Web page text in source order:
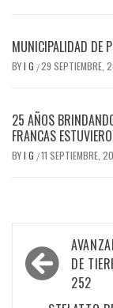
MUNICIPALIDAD DE
BYI G /29 SEPTIEMBRE,
25 AÑOS
FRANCAS
BYI G /11 SEPTIEMBRE,
de
entradas
DE
252